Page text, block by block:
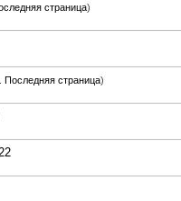
страница)
Последняя страница)